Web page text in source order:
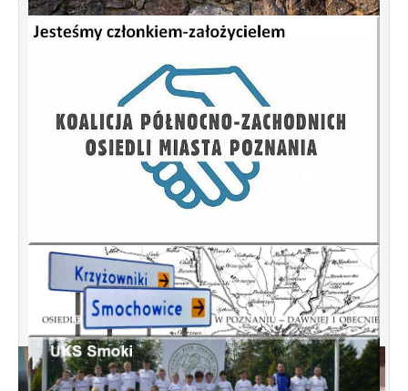
Dziura w jezdni, chodniku ? Awaria
sygnalizacji ? Uszkodzenie studzienki
kanalizacji deszczowej ? Zimowe
utrzymanie ? Zgłoś awarię, dzwoń !!!